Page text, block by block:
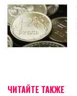
ЧИТАЙТЕ ТАКЖЕ